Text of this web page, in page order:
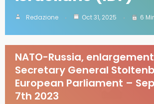
Redazione Oct 31, 2025 6
Discorsi
NATO-Russia,
Secretary General
European Parliament –
7th 2023